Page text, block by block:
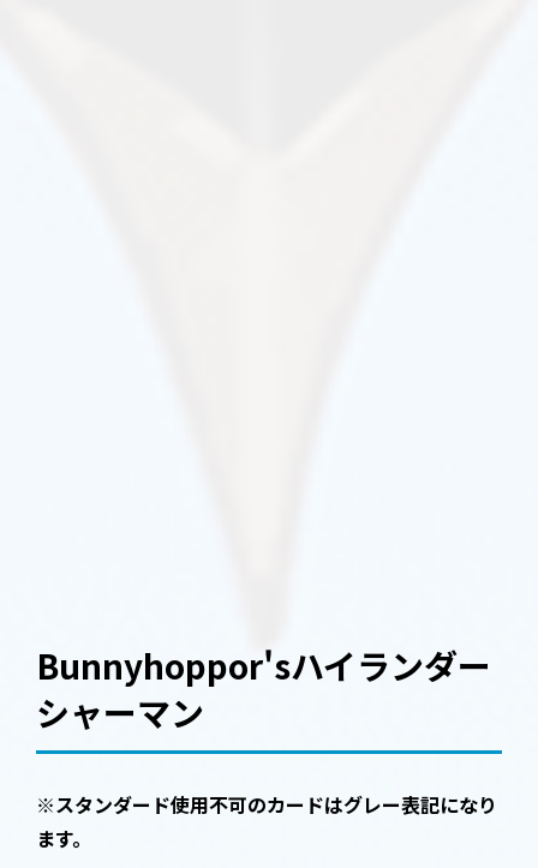
Bunnyhoppor'sハイランダー
シャーマン
※スタンダード使用不可のカードはグレー表記になり
ます。